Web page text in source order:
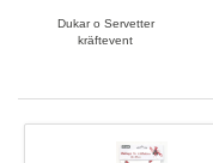
Dukar o Servetter
kräftevent